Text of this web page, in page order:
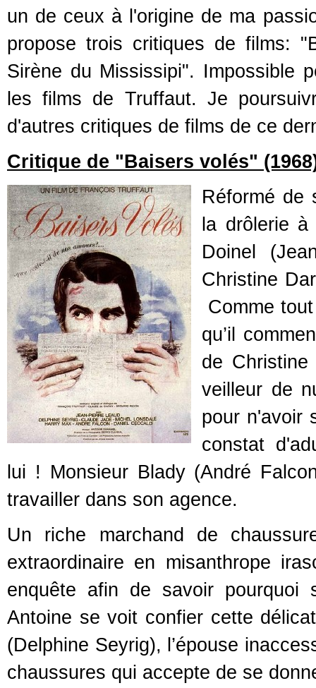
un de ceux à l'origine de ma
propose trois critiques de films:
Sirène du Mississipi". Impossible
les films de Truffaut. Je
d'autres critiques de films de ce
Critique de "Baisers volés"
Réformé de
la drôlerie
Doinel
Christine
Comme
qu’il
de
veilleur de
pour n'avoir
constat
lui ! Monsieur Blady (André
travailler dans son agence.
Un riche marchand de
extraordinaire en misanthrope
enquête afin de savoir pourquoi
Antoine se voit confier cette
(Delphine Seyrig), l’épouse
chaussures qui accepte de se